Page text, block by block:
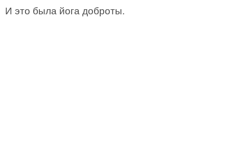
И это была йога доброты.